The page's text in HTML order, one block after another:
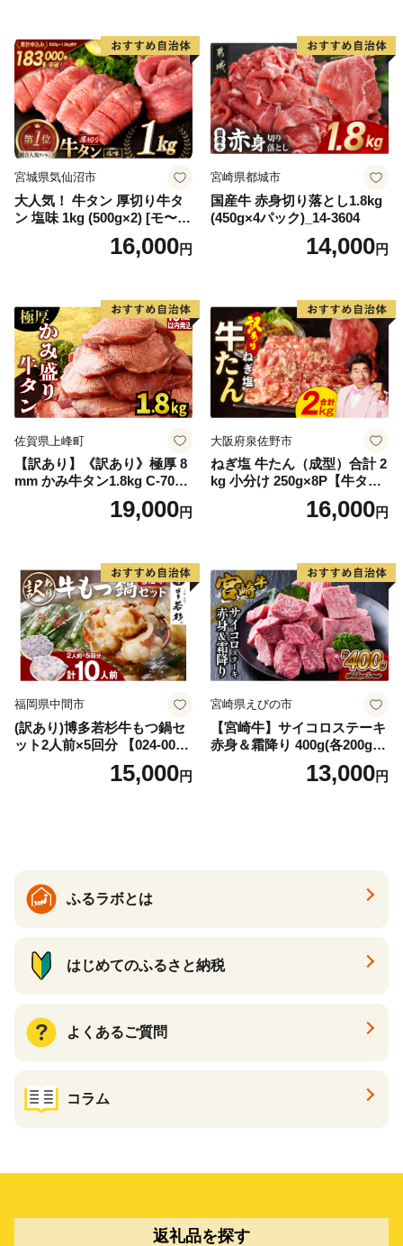
宮城県気仙沼市
大人気！ 牛タン 厚切り牛タ
ン 塩味 1kg (500g×2) [モ〜ラ
ンド 宮城県 気仙沼市 205646
60] 肉 牛肉 精肉 牛たん 牛タ
厚切り タン
16,000円
宮崎県都城市
国産牛 赤身切り落とし1.8kg
(450g×4パック)_14-3604
14,000円
佐賀県上峰町
【訳あり】《訳あり》極厚 8
mm かみ牛タン1.8kg C-709-
19,000円
大阪府泉佐野市
ねぎ塩 牛たん（成型）合計 2
kg 小分け 250g×8P【牛タン
牛肉 焼肉用 薄切り 訳あり サ
16,000円
福岡県中間市
(訳あり)博多若杉牛もつ鍋セ
ット2人前×5回分 【024-002
15,000円
宮崎県えびの市
【宮崎牛】サイコロステーキ
赤身＆霜降り 400g(各200g×
１P 計2P) 真空パック 冷凍
13,000円
ふるラボとは
はじめてのふるさと納税
よくあるご質問
コラム
返礼品を探す